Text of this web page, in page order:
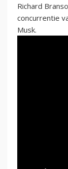
Richard
concurrentie
Musk.